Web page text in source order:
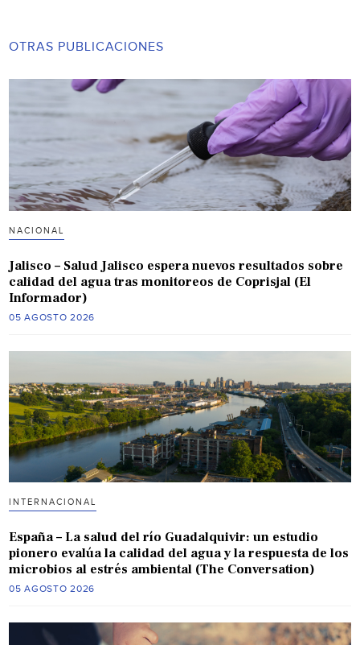
OTRAS PUBLICACIONES
NACIONAL
Jalisco – Salud Jalisco espera nuevos resultados sobre
calidad del agua tras monitoreos de Coprisjal (El
Informador)
05 AGOSTO 2026
INTERNACIONAL
España – La salud del río Guadalquivir: un estudio
pionero evalúa la calidad del agua y la respuesta de los
microbios al estrés ambiental (The Conversation)
05 AGOSTO 2026